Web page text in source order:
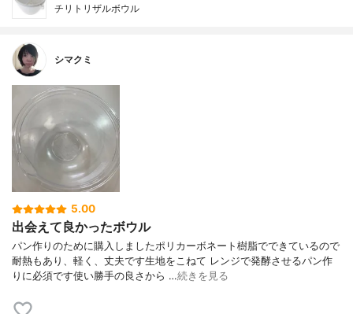
チリトリザルボウル
シマクミ
5.00
出会えて良かったボウル
パン作りのために購入しましたポリカーボネート樹脂でできているので
耐熱もあり、軽く、丈夫です生地をこねて レンジで発酵させるパン作
りに必須です使い勝手の良さから …続きを見る